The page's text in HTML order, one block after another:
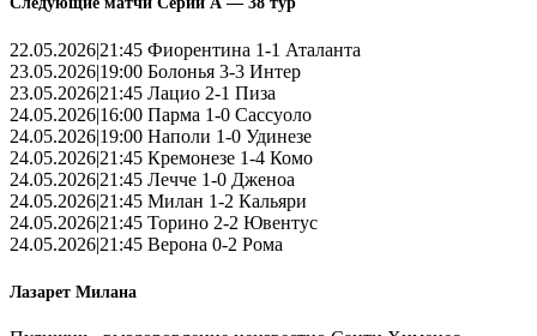
22.05.2026|21:45 Фиорентина 1-1 Аталанта
23.05.2026|19:00 Болонья 3-3 Интер
23.05.2026|21:45 Лацио 2-1 Пиза
24.05.2026|16:00 Парма 1-0 Сассуоло
24.05.2026|19:00 Наполи 1-0 Удинезе
24.05.2026|21:45 Кремонезе 1-4 Комо
24.05.2026|21:45 Лечче 1-0 Дженоа
24.05.2026|21:45 Милан 1-2 Кальяри
24.05.2026|21:45 Торино 2-2 Ювентус
24.05.2026|21:45 Верона 0-2 Рома
Лазарет Милана